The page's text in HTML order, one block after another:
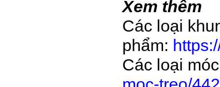
Xem thêm
Các loại
phẩm:
Các loại